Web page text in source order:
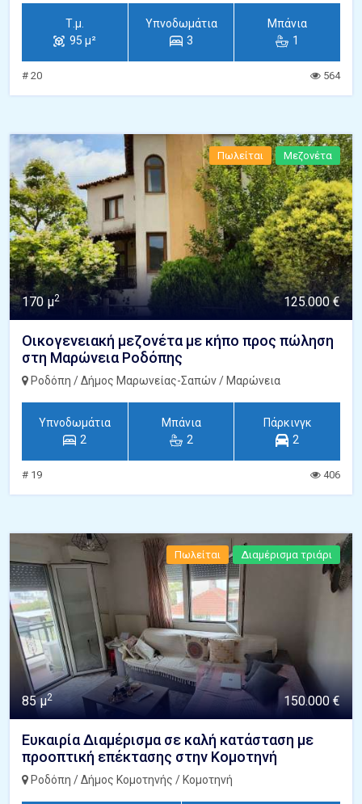
Τ.μ.
95 μ²
Υπνοδωμάτια
3
Μπάνια
1
# 20 564
Πωλείται Μεζονέτα
170 μ2 125.000 €
Οικογενειακή μεζονέτα με κήπο προς πώληση
στη Μαρώνεια Ροδόπης
Ροδόπη / Δήμος Μαρωνείας-Σαπών / Μαρώνεια
Υπνοδωμάτια
2
Μπάνια
2
Πάρκινγκ
2
# 19 406
Πωλείται Διαμέρισμα τριάρι
85 μ2 150.000 €
Ευκαιρία Διαμέρισμα σε καλή κατάσταση με
προοπτική επέκτασης στην Κομοτηνή
Ροδόπη / Δήμος Κομοτηνής / Κομοτηνή